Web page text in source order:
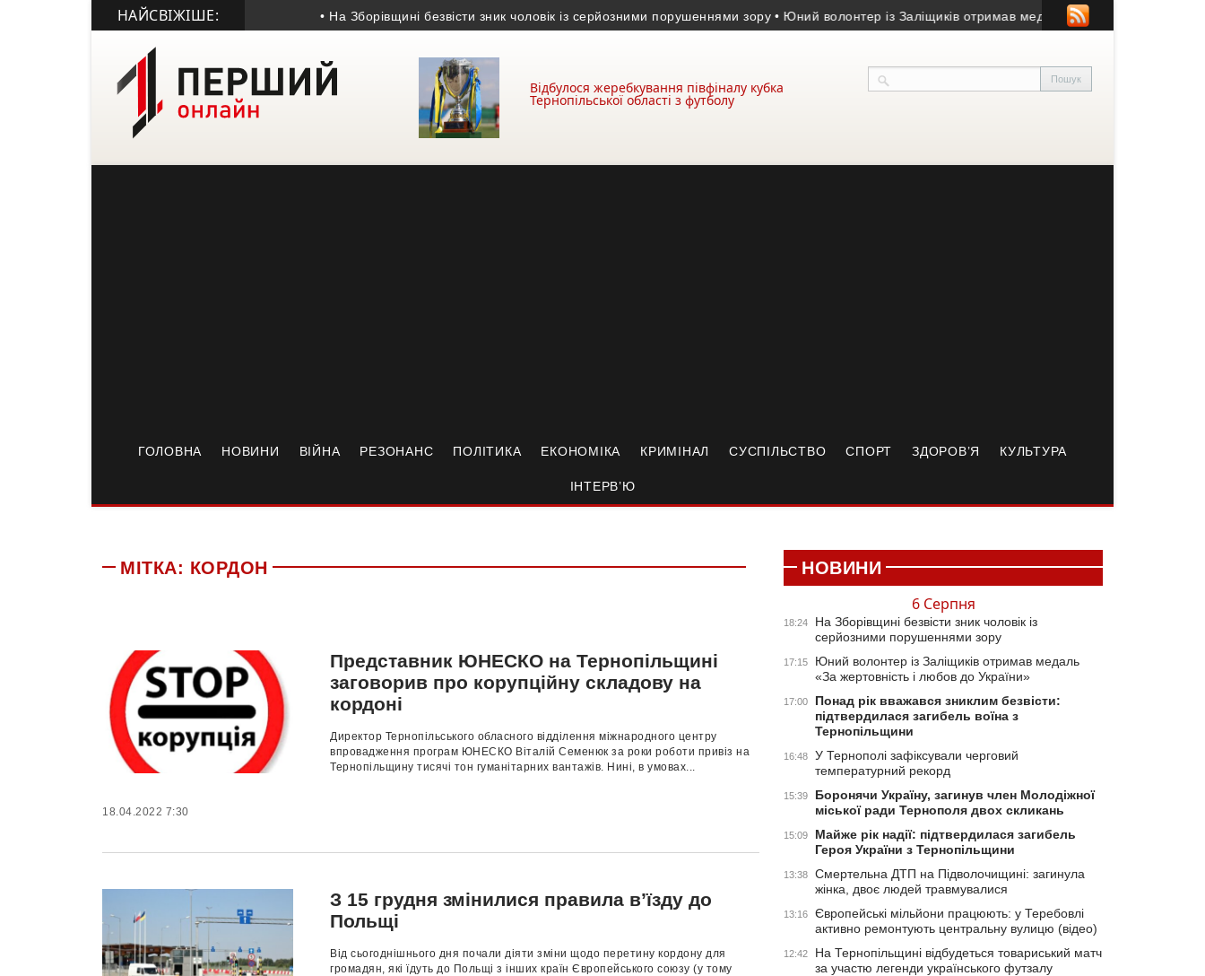
НАЙСВІЖІШЕ: • На Зборівщині безвісти зник чоловік із серйозними порушеннями зору • Юний волонтер із Заліщиків отримав медаль «За жертовність і любов
Відбулося жеребкування півфіналу кубка
Тернопільської області з футболу
ГОЛОВНА НОВИНИ ВІЙНА РЕЗОНАНС ПОЛІТИКА ЕКОНОМІКА КРИМІНАЛ СУСПІЛЬСТВО СПОРТ ЗДОРОВ’Я КУЛЬТУРА
ІНТЕРВ’Ю
МІТКА: КОРДОН
Представник ЮНЕСКО на Тернопільщині
заговорив про корупційну складову на
кордоні
Директор Тернопільського обласного відділення міжнародного центру
впровадження програм ЮНЕСКО Віталій Семенюк за роки роботи привіз на
Тернопільщину тисячі тон гуманітарних вантажів. Нині, в умовах...
18.04.2022 7:30
З 15 грудня змінилися правила в’їзду до
Польщі
Від сьогоднішнього дня почали діяти зміни щодо перетину кордону для
громадян, які їдуть до Польщі з інших країн Європейського союзу (у тому
НОВИНИ
6 Серпня
18:24
На Зборівщині безвісти зник чоловік із
серйозними порушеннями зору
17:15
Юний волонтер із Заліщиків отримав медаль
«За жертовність і любов до України»
17:00
Понад рік вважався зниклим безвісти:
підтвердилася загибель воїна з
Тернопільщини
16:48
У Тернополі зафіксували черговий
температурний рекорд
15:39
Боронячи Україну, загинув член Молодіжної
міської ради Тернополя двох скликань
15:09
Майже рік надії: підтвердилася загибель
Героя України з Тернопільщини
13:38
Смертельна ДТП на Підволочищині: загинула
жінка, двоє людей травмувалися
13:16
Європейські мільйони працюють: у Теребовлі
активно ремонтують центральну вулицю (відео)
12:42
На Тернопільщині відбудеться товариський матч
за участю легенди українського футзалу